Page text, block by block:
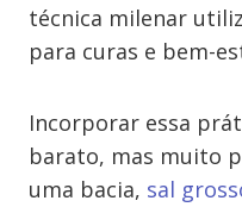
técnica milenar
para curas e bem-
Incorporar essa
barato, mas muito
uma bacia, sal